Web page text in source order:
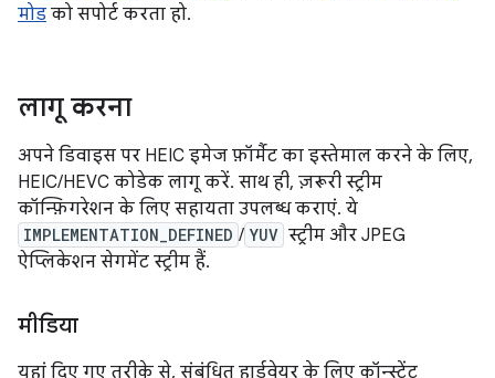
मोड को सपोर्ट करता हो.
लागू करना
अपने डिवाइस पर HEIC इमेज फ़ॉर्मैट का इस्तेमाल करने के लिए,
HEIC/HEVC कोडेक लागू करें. साथ ही, ज़रूरी स्ट्रीम
कॉन्फ़िगरेशन के लिए सहायता उपलब्ध कराएं. ये
IMPLEMENTATION_DEFINED / YUV स्ट्रीम और JPEG
ऐप्लिकेशन सेगमेंट स्ट्रीम हैं.
मीडिया
यहां दिए गए तरीके से, संबंधित हार्डवेयर के लिए कॉन्स्टेंट